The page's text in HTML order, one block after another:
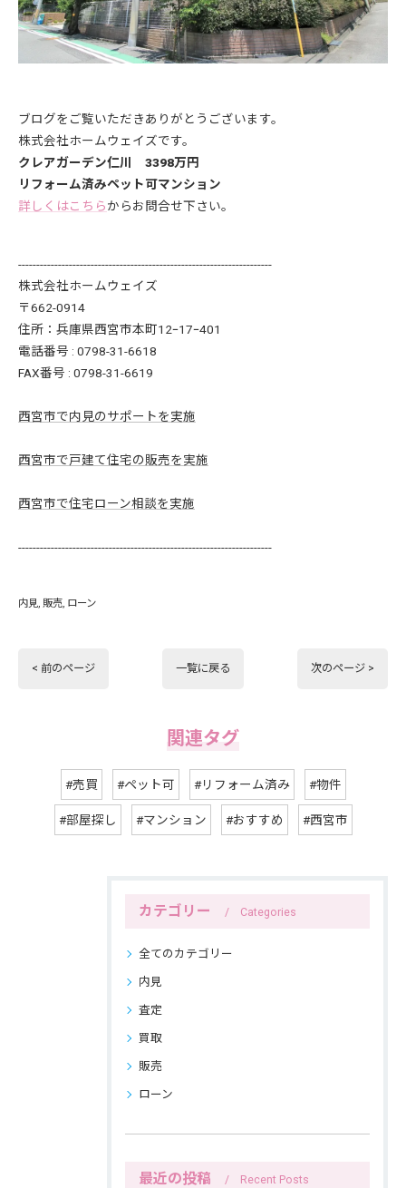
ブログをご覧いただきありがとうございます。
株式会社ホームウェイズです。
クレアガーデン仁川 3398万円
リフォーム済みペット可マンション
詳しくはこちらからお問合せ下さい。
----------------------------------------------------------------------
株式会社ホームウェイズ
〒662-0914
住所：兵庫県西宮市本町12ｰ17ｰ401
電話番号 : 0798-31-6618
FAX番号 : 0798-31-6619
西宮市で内見のサポートを実施
西宮市で戸建て住宅の販売を実施
西宮市で住宅ローン相談を実施
----------------------------------------------------------------------
内見 販売 ローン
< 前のページ 一覧に戻る 次のページ >
関連タグ
#売買 #ペット可 #リフォーム済み #物件
#部屋探し #マンション #おすすめ #西宮市
カテゴリー Categories
全てのカテゴリー
内見
査定
買取
販売
ローン
最近の投稿 Recent Posts